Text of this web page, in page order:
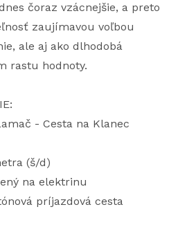
čoraz vzácnejšie, a preto
zaujímavou voľbou
ale aj ako dlhodobá
rastu hodnoty.
- Cesta na Klanec
(š/d)
na elektrinu
príjazdová cesta